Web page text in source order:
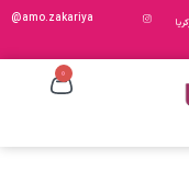
amo.zakariya@
0